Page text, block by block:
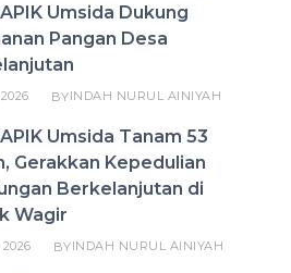
Umsida Dukung
Pangan Desa
BYINDAH NURUL AINIYAH
Umsida Tanam 53
Gerakkan Kepedulian
Berkelanjutan di
Wagir
2026 BYINDAH NURUL AINIYAH